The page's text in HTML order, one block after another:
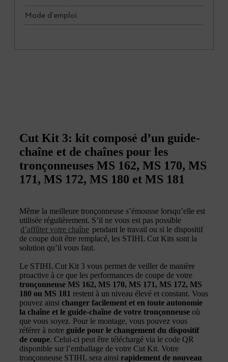
Mode d'emploi
Cut Kit 3: kit composé d’un guide-
chaîne et de chaînes pour les
tronçonneuses MS 162, MS 170, MS
171, MS 172, MS 180 et MS 181
Même la meilleure tronçonneuse s’émousse lorsqu’elle est
utilisée régulièrement. S’il ne vous est pas possible
d’affûter votre chaîne pendant le travail ou si le dispositif
de coupe doit être remplacé, les STIHL Cut Kits sont la
solution qu’il vous faut.
Le STIHL Cut Kit 3 vous permet de veiller de manière
proactive à ce que les performances de coupe de votre
tronçonneuse MS 162, MS 170, MS 171, MS 172, MS
180 ou MS 181 restent à un niveau élevé et constant. Vous
pouvez ainsi changer facilement et en toute autonomie
la chaîne et le guide-chaîne de votre tronçonneuse où
que vous soyez. Pour le montage, vous pouvez vous
référer à notre guide pour le changement du dispositif
de coupe. Celui-ci peut être téléchargé via le code QR
disponible sur l’emballage de votre Cut Kit. Votre
tronçonneuse STIHL sera ainsi rapidement de nouveau